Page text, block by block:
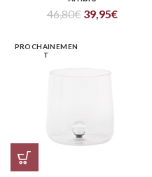
46,80€ 39,95€
PROCHAINEMEN
T